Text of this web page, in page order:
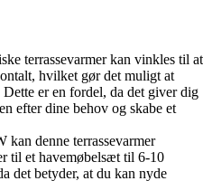
terrassevarmer kan vinkles til at
hvilket gør det muligt at
er en fordel, da det giver dig
efter dine behov og skabe et
kan denne terrassevarmer
til et havemøbelsæt til 6-10
det betyder, at du kan nyde